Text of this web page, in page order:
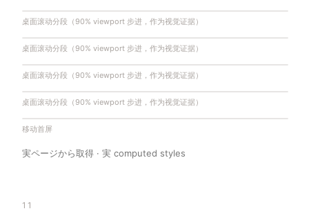
桌面滚动分段（90% viewport 步进，作为视觉证据）
桌面滚动分段（90% viewport 步进，作为视觉证据）
桌面滚动分段（90% viewport 步进，作为视觉证据）
桌面滚动分段（90% viewport 步进，作为视觉证据）
移动首屏
実ページから取得 · 実 computed styles
11